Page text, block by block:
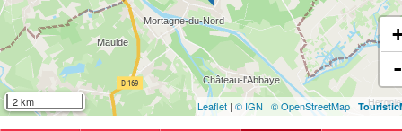
2 km Leaflet| © IGN | © OpenStreetMap|